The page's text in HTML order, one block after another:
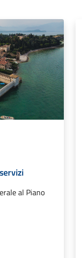
al Piano